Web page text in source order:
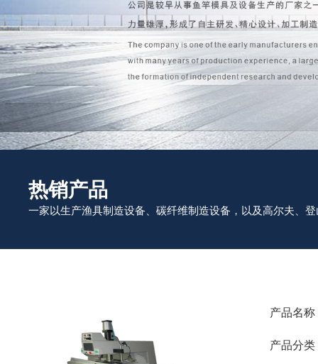
热销产品
一家以生产渔具制造设备、碳纤维制造设备，以及高尔夫、
产品名称
产品分类